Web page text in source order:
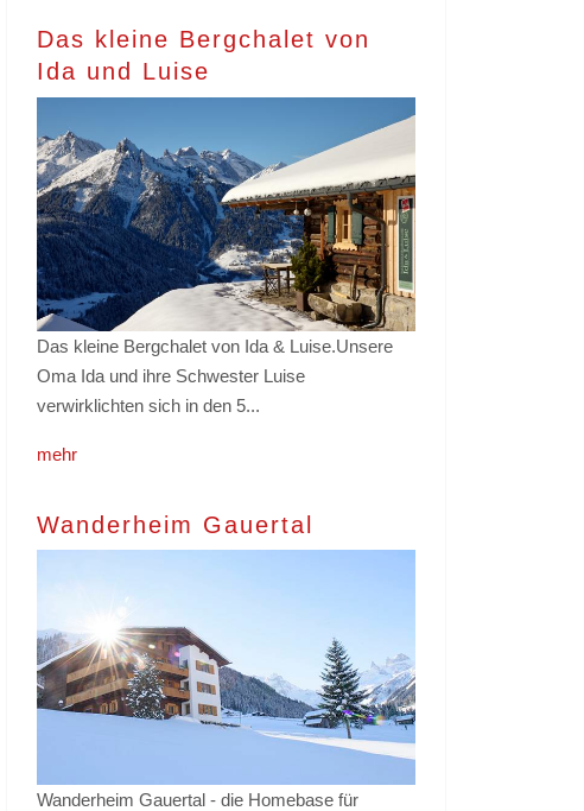
Das kleine Bergchalet von
Ida und Luise
Das kleine Bergchalet von Ida & Luise.Unsere
Oma Ida und ihre Schwester Luise
verwirklichten sich in den 5...
mehr
Wanderheim Gauertal
Wanderheim Gauertal - die Homebase für